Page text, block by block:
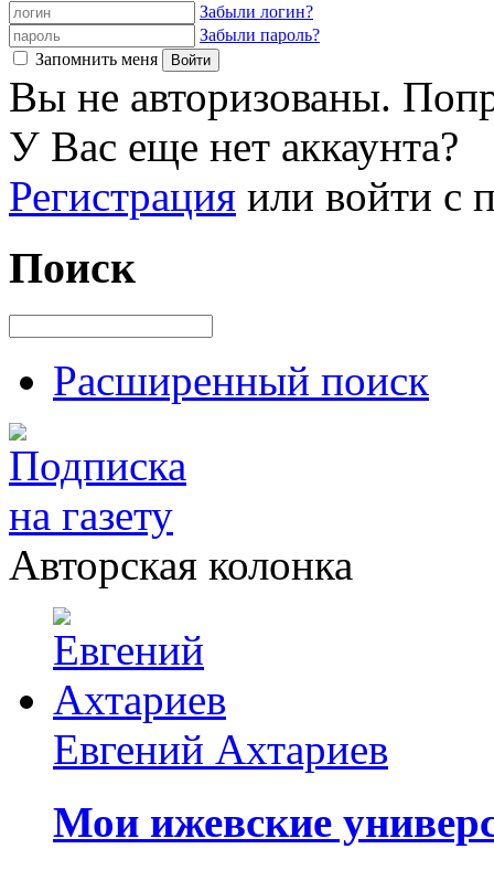
Забыли логин?
Забыли пароль?
Запомнить меня
Вы не авторизованы.
У Вас еще нет аккаунта?
Регистрация или войти с
Поиск
Расширенный поиск
Авторская колонка
Евгений Ахтариев
Мои ижевские